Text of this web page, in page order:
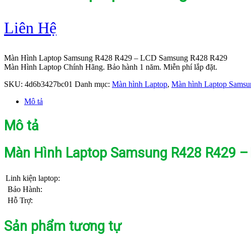
Liên Hệ
Màn Hình Laptop Samsung R428 R429 – LCD Samsung R428 R429
Màn Hình Laptop Chính Hãng. Bảo hành 1 năm. Miễn phí lắp đặt.
SKU: 4d6b3427bc01 Danh mục: Màn hình Laptop, Màn hình Laptop
Mô tả
Mô tả
Màn Hình Laptop Samsung R428 R429
Linh kiện laptop:
Bảo Hành:
Hỗ Trợ:
Sản phẩm tương tự